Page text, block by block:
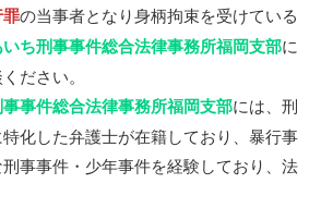
の当事者となり身柄拘束を受けている
ち刑事事件総合法律事務所福岡支部に
ださい。
事件総合法律事務所福岡支部には、刑
化した弁護士が在籍しており、暴行事
事事件・少年事件を経験しており、法